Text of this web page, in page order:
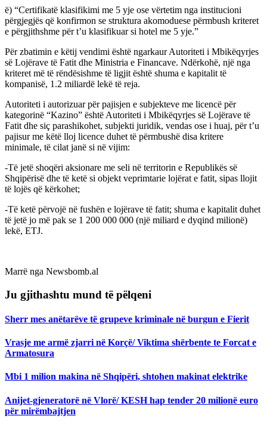
ë) “Certifikatë klasifikimi me 5 yje ose vërtetim nga institucioni
përgjegjës që konfirmon se struktura akomoduese përmbush kriteret
e përgjithshme për t’u klasifikuar si hotel me 5 yje.”
Për zbatimin e këtij vendimi është ngarkaur Autoriteti i Mbikëqyrjes
së Lojërave të Fatit dhe Ministria e Financave. Ndërkohë, një nga
kriteret më të rëndësishme të ligjit është shuma e kapitalit të
kompanisë, 1.2 miliardë lekë të reja.
Autoriteti i autorizuar për pajisjen e subjekteve me licencë për
kategorinë “Kazino” është Autoriteti i Mbikëqyrjes së Lojërave të
Fatit dhe siç parashikohet, subjekti juridik, vendas ose i huaj, për t’u
pajisur me këtë lloj licence duhet të përmbushë disa kritere
minimale, të cilat janë si në vijim:
-Të jetë shoqëri aksionare me seli në territorin e Republikës së
Shqipërisë dhe të ketë si objekt veprimtarie lojërat e fatit, sipas llojit
të lojës që kërkohet;
-Të ketë përvojë në fushën e lojërave të fatit; shuma e kapitalit duhet
të jetë jo më pak se 1 200 000 000 (një miliard e dyqind milionë)
lekë, ETJ.
Marrë nga Newsbomb.al
Ju gjithashtu mund të pëlqeni
Sherr mes anëtarëve të grupeve kriminale në burgun e Fierit
Vrasje me armë zjarri në Korçë/ Viktima shërbente te Forcat e
Armatosura
Mbi 1 milion makina në Shqipëri, shtohen makinat elektrike
Anijet-gjeneratorë në Vlorë/ KESH hap tender 20 milionë euro
për mirëmbajtjen